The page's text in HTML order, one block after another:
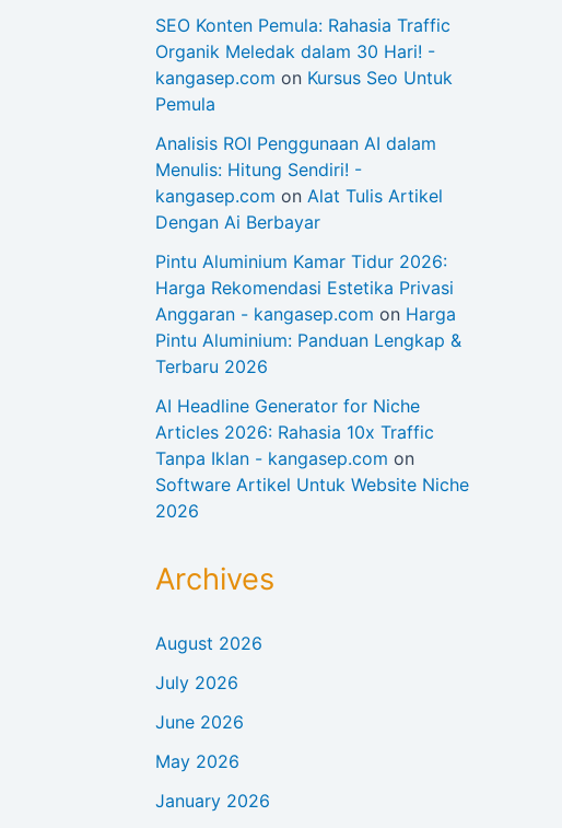
SEO Konten Pemula: Rahasia Traffic
Organik Meledak dalam 30 Hari! -
kangasep.com on Kursus Seo Untuk
Pemula
Analisis ROI Penggunaan AI dalam
Menulis: Hitung Sendiri! -
kangasep.com on Alat Tulis Artikel
Dengan Ai Berbayar
Pintu Aluminium Kamar Tidur 2026:
Harga Rekomendasi Estetika Privasi
Anggaran - kangasep.com on Harga
Pintu Aluminium: Panduan Lengkap &
Terbaru 2026
AI Headline Generator for Niche
Articles 2026: Rahasia 10x Traffic
Tanpa Iklan - kangasep.com on
Software Artikel Untuk Website Niche
2026
Archives
August 2026
July 2026
June 2026
May 2026
January 2026